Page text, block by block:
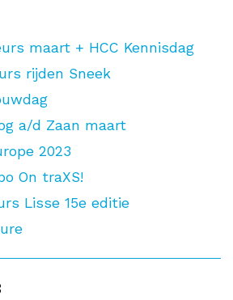
maart + HCC Kennisdag
rijden Sneek
a/d Zaan maart
2023
On traXS!
Lisse 15e editie